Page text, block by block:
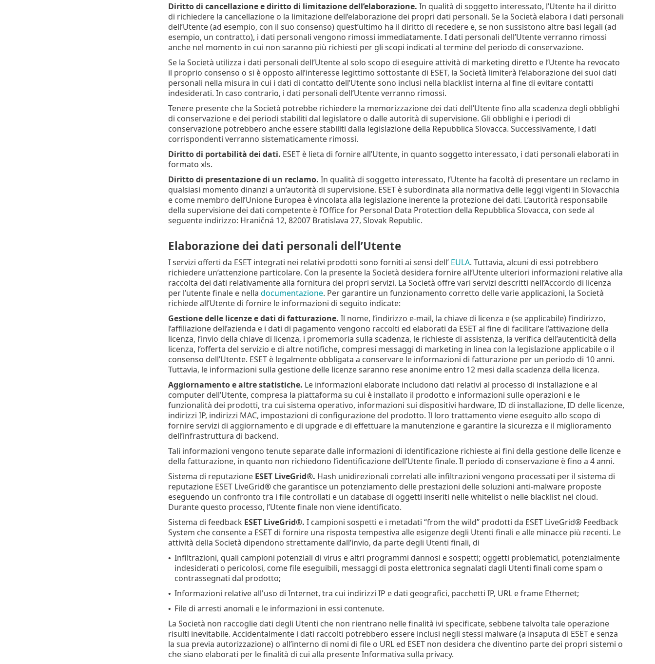
Diritto di cancellazione e diritto di limitazione dell’elaborazione. In qualità di soggetto interessato, l’Utente ha il diritto
di richiedere la cancellazione o la limitazione dell’elaborazione dei propri dati personali. Se la Società elabora i dati personali
dell’Utente (ad esempio, con il suo consenso) quest’ultimo ha il diritto di recedere e, se non sussistono altre basi legali (ad
esempio, un contratto), i dati personali vengono rimossi immediatamente. I dati personali dell’Utente verranno rimossi
anche nel momento in cui non saranno più richiesti per gli scopi indicati al termine del periodo di conservazione.
Se la Società utilizza i dati personali dell’Utente al solo scopo di eseguire attività di marketing diretto e l’Utente ha revocato
il proprio consenso o si è opposto all’interesse legittimo sottostante di ESET, la Società limiterà l’elaborazione dei suoi dati
personali nella misura in cui i dati di contatto dell’Utente sono inclusi nella blacklist interna al fine di evitare contatti
indesiderati. In caso contrario, i dati personali dell’Utente verranno rimossi.
Tenere presente che la Società potrebbe richiedere la memorizzazione dei dati dell’Utente fino alla scadenza degli obblighi
di conservazione e dei periodi stabiliti dal legislatore o dalle autorità di supervisione. Gli obblighi e i periodi di
conservazione potrebbero anche essere stabiliti dalla legislazione della Repubblica Slovacca. Successivamente, i dati
corrispondenti verranno sistematicamente rimossi.
Diritto di portabilità dei dati. ESET è lieta di fornire all’Utente, in quanto soggetto interessato, i dati personali elaborati in
formato xls.
Diritto di presentazione di un reclamo. In qualità di soggetto interessato, l’Utente ha facoltà di presentare un reclamo in
qualsiasi momento dinanzi a un’autorità di supervisione. ESET è subordinata alla normativa delle leggi vigenti in Slovacchia
e come membro dell’Unione Europea è vincolata alla legislazione inerente la protezione dei dati. L’autorità responsabile
della supervisione dei dati competente è l’Office for Personal Data Protection della Repubblica Slovacca, con sede al
seguente indirizzo: Hraničná 12, 82007 Bratislava 27, Slovak Republic.
Elaborazione dei dati personali dell’Utente
I servizi offerti da ESET integrati nei relativi prodotti sono forniti ai sensi dell’ EULA. Tuttavia, alcuni di essi potrebbero
richiedere un’attenzione particolare. Con la presente la Società desidera fornire all’Utente ulteriori informazioni relative alla
raccolta dei dati relativamente alla fornitura dei propri servizi. La Società offre vari servizi descritti nell’Accordo di licenza
per l’utente finale e nella documentazione. Per garantire un funzionamento corretto delle varie applicazioni, la Società
richiede all’Utente di fornire le informazioni di seguito indicate:
Gestione delle licenze e dati di fatturazione. Il nome, l’indirizzo e-mail, la chiave di licenza e (se applicabile) l’indirizzo,
l’affiliazione dell’azienda e i dati di pagamento vengono raccolti ed elaborati da ESET al fine di facilitare l’attivazione della
licenza, l’invio della chiave di licenza, i promemoria sulla scadenza, le richieste di assistenza, la verifica dell’autenticità della
licenza, l’offerta del servizio e di altre notifiche, compresi messaggi di marketing in linea con la legislazione applicabile o il
consenso dell’Utente. ESET è legalmente obbligata a conservare le informazioni di fatturazione per un periodo di 10 anni.
Tuttavia, le informazioni sulla gestione delle licenze saranno rese anonime entro 12 mesi dalla scadenza della licenza.
Aggiornamento e altre statistiche. Le informazioni elaborate includono dati relativi al processo di installazione e al
computer dell’Utente, compresa la piattaforma su cui è installato il prodotto e informazioni sulle operazioni e le
funzionalità dei prodotti, tra cui sistema operativo, informazioni sui dispositivi hardware, ID di installazione, ID delle licenze,
indirizzi IP, indirizzi MAC, impostazioni di configurazione del prodotto. Il loro trattamento viene eseguito allo scopo di
fornire servizi di aggiornamento e di upgrade e di effettuare la manutenzione e garantire la sicurezza e il miglioramento
dell’infrastruttura di backend.
Tali informazioni vengono tenute separate dalle informazioni di identificazione richieste ai fini della gestione delle licenze e
della fatturazione, in quanto non richiedono l’identificazione dell’Utente finale. Il periodo di conservazione è fino a 4 anni.
Sistema di reputazione ESET LiveGrid®. Hash unidirezionali correlati alle infiltrazioni vengono processati per il sistema di
reputazione ESET LiveGrid® che garantisce un potenziamento delle prestazioni delle soluzioni anti-malware proposte
eseguendo un confronto tra i file controllati e un database di oggetti inseriti nelle whitelist o nelle blacklist nel cloud.
Durante questo processo, l’Utente finale non viene identificato.
Sistema di feedback ESET LiveGrid®. I campioni sospetti e i metadati “from the wild” prodotti da ESET LiveGrid® Feedback
System che consente a ESET di fornire una risposta tempestiva alle esigenze degli Utenti finali e alle minacce più recenti. Le
attività della Società dipendono strettamente dall’invio, da parte degli Utenti finali, di
• Infiltrazioni, quali campioni potenziali di virus e altri programmi dannosi e sospetti; oggetti problematici, potenzialmente
indesiderati o pericolosi, come file eseguibili, messaggi di posta elettronica segnalati dagli Utenti finali come spam o
contrassegnati dal prodotto;
• Informazioni relative all'uso di Internet, tra cui indirizzi IP e dati geografici, pacchetti IP, URL e frame Ethernet;
• File di arresti anomali e le informazioni in essi contenute.
La Società non raccoglie dati degli Utenti che non rientrano nelle finalità ivi specificate, sebbene talvolta tale operazione
risulti inevitabile. Accidentalmente i dati raccolti potrebbero essere inclusi negli stessi malware (a insaputa di ESET e senza
la sua previa autorizzazione) o all’interno di nomi di file o URL ed ESET non desidera che diventino parte dei propri sistemi o
che siano elaborati per le finalità di cui alla presente Informativa sulla privacy.